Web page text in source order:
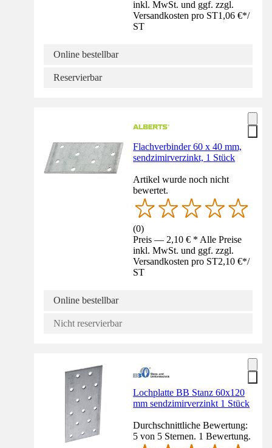
inkl. MwSt. und ggf. zzgl.
Versandkosten pro ST1,06 €*/
ST
Online bestellbar
Reservierbar
Flachverbinder 60 x 40 mm,
sendzimirverzinkt, 1 Stück
Artikel wurde noch nicht
bewertet.
(0)
Preis — 2,10 € * Alle Preise
inkl. MwSt. und ggf. zzgl.
Versandkosten pro ST2,10 €*/
ST
Online bestellbar
Nicht reservierbar
Lochplatte BB Stanz 60x120
mm sendzimirverzinkt 1 Stück
Durchschnittliche Bewertung:
5 von 5 Sternen. 1 Bewertung.